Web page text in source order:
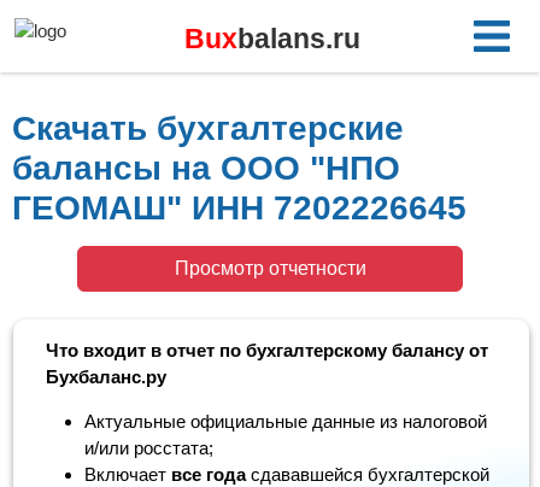
Buxbalans.ru
Скачать бухгалтерские
балансы на ООО "НПО
ГЕОМАШ" ИНН 7202226645
Просмотр отчетности
Что входит в отчет по бухгалтерскому балансу от
Бухбаланс.ру
Актуальные официальные данные из налоговой
и/или росстата;
Включает все годасдававшейся бухгалтерской